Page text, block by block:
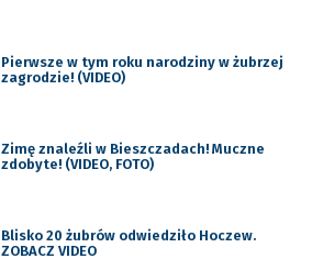
Pierwsze w tym roku narodziny w żubrzej
zagrodzie! (VIDEO)
Zimę znaleźli w Bieszczadach! Muczne
zdobyte! (VIDEO, FOTO)
Blisko 20 żubrów odwiedziło Hoczew.
ZOBACZ VIDEO